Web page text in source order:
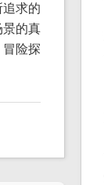
求的
景的真
险探